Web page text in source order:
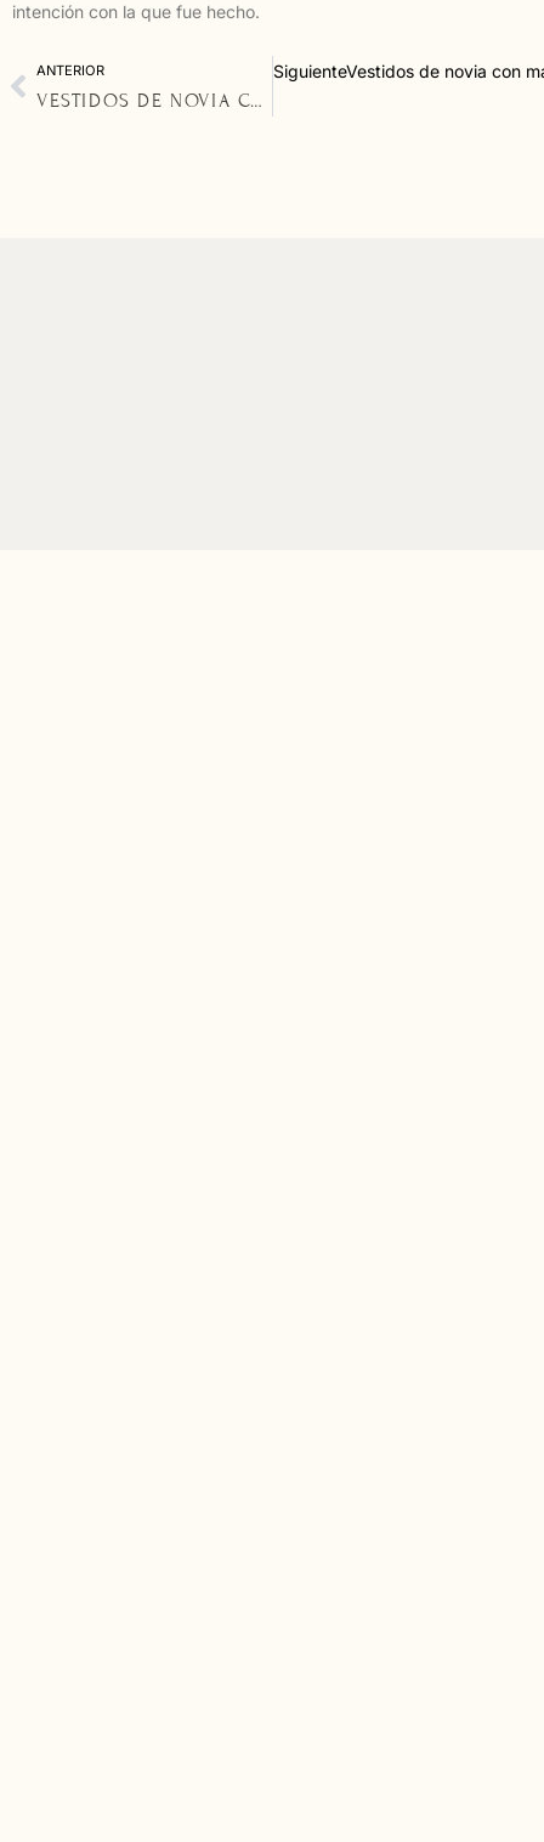
intención con la que fue hecho.
ANTERIOR
VESTIDOS DE NOVIA CON ESCOTE CUADRADO: ELEGANCIA ATEMPORAL EN CLAVE MODERNA
SiguienteVestidos de novia con